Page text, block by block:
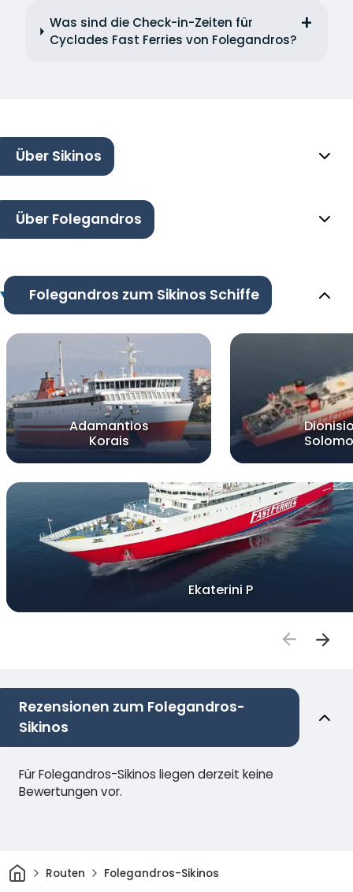
Was sind die Check-in-Zeiten für
Cyclades Fast Ferries von Folegandros?
Über Sikinos
Über Folegandros
Folegandros zum Sikinos Schiffe
Adamantios
Korais
Ekaterini P
Rezensionen zum Folegandros-
Sikinos
Für Folegandros-Sikinos liegen derzeit keine
Bewertungen vor.
HeimRouten Folegandros-Sikinos